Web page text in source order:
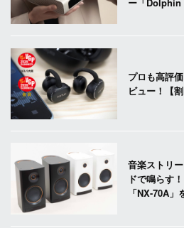
プロも高評
ビュー！【
音楽ストリ
ドで鳴らす
「NX-70A」